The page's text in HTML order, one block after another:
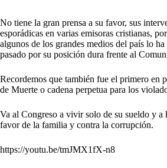
No tiene la gran prensa a su favor, sus
esporádicas en varias emisoras cristianas,
algunos de los grandes medios del país lo
pasado por su posición dura frente al
Recordemos que también fue el primero en
de Muerte o cadena perpetua para los
Va al Congreso a vivir solo de su sueldo y a
favor de la familia y contra la corrupción.
https://youtu.be/tmJMX1fX-n8